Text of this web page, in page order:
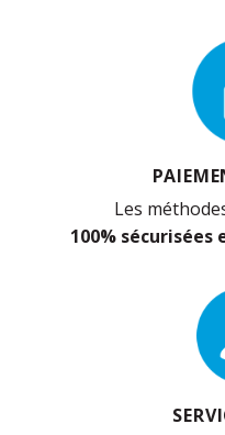
Les
100% sécurisées